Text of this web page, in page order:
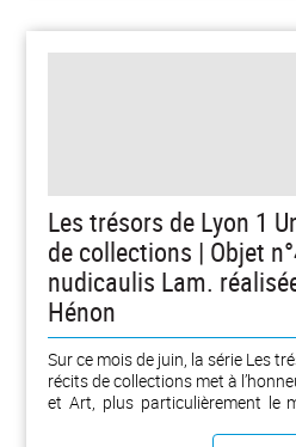
Les trésors de Lyon 1
de collections | Objet
nudicaulis Lam.
Hénon
Sur ce mois de juin, la série Les
récits de collections met à
et Art, plus particulièrement le